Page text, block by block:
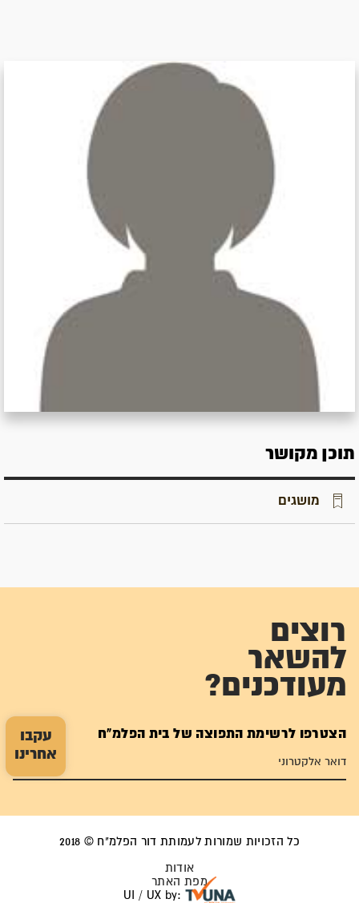
עקבו
אחרינו
תוכן מקושר
מושגים
רוצים
להשאר
מעודכנים?
הצטרפו לרשימת התפוצה של בית הפלמ"ח
כל הזכויות שמורות לעמותת דור הפלמ"ח © 2018
אודות
מפת האתר
UI / UX by: